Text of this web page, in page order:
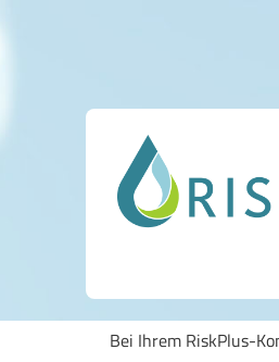
Bei Ihrem RiskPlus-